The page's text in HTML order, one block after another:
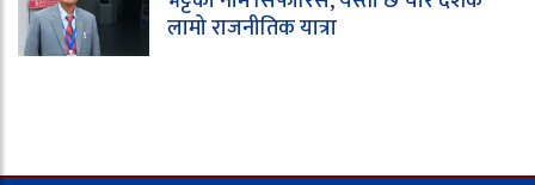
लामो राजनीतिक यात्रा